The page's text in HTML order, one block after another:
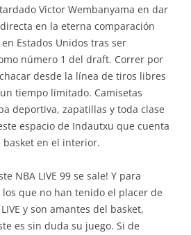
Victor Wembanyama en dar
en la eterna comparación
Estados Unidos tras ser
número 1 del draft. Correr por
desde la línea de tiros libres
tiempo limitado. Camisetas
deportiva, zapatillas y toda clase
espacio de Indautxu que cuenta
en el interior.
NBA LIVE 99 se sale! Y para
que no han tenido el placer de
y son amantes del basket,
es sin duda su juego. Si de